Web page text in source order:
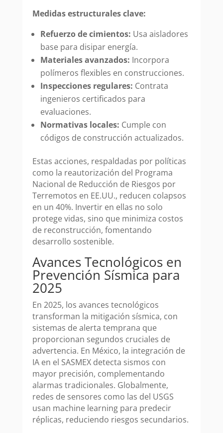
Medidas estructurales clave:
Refuerzo de cimientos: Usa aisladores
base para disipar energía.
Materiales avanzados: Incorpora
polímeros flexibles en construcciones.
Inspecciones regulares: Contrata
ingenieros certificados para
evaluaciones.
Normativas locales: Cumple con
códigos de construcción actualizados.
Estas acciones, respaldadas por políticas
como la reautorización del Programa
Nacional de Reducción de Riesgos por
Terremotos en EE.UU., reducen colapsos
en un 40%. Invertir en ellas no solo
protege vidas, sino que minimiza costos
de reconstrucción, fomentando
desarrollo sostenible.
Avances Tecnológicos en
Prevención Sísmica para
2025
En 2025, los avances tecnológicos
transforman la mitigación sísmica, con
sistemas de alerta temprana que
proporcionan segundos cruciales de
advertencia. En México, la integración de
IA en el SASMEX detecta sismos con
mayor precisión, complementando
alarmas tradicionales. Globalmente,
redes de sensores como las del USGS
usan machine learning para predecir
réplicas, reduciendo riesgos secundarios.